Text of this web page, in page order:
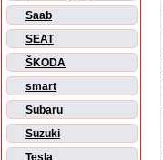
Saab
SEAT
ŠKODA
smart
Subaru
Suzuki